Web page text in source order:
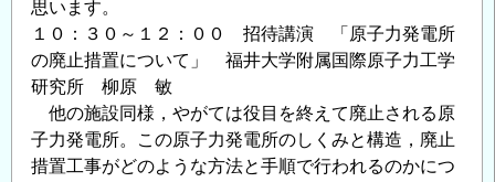
思います。
１０：３０～１２：００ 招待講演 「原子力発電所
の廃止措置について」 福井大学附属国際原子力工学
研究所 柳原 敏
他の施設同様，やがては役目を終えて廃止される原
子力発電所。この原子力発電所のしくみと構造，廃止
措置工事がどのような方法と手順で行われるのかにつ